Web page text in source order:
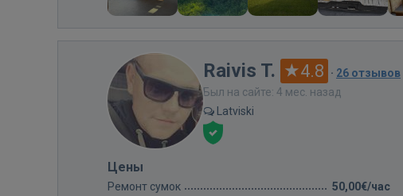
Raivis T. 4.8 · 26 отзывов
Был на сайте: 4 мес. назад
Latviski
Цены
Ремонт сумок 50,00€/час